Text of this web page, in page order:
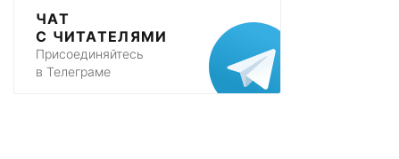
ЧАТ
С ЧИТАТЕЛЯМИ
Присоединяйтесь
в Телеграме